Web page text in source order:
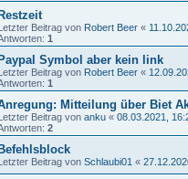
Restzeit
Beitrag von Robert Beer «
1
Paypal Symbol aber kein link
Beitrag von Robert Beer «
1
Mitteilung über Biet
Beitrag von anku « 08.03.2021,
2
Befehlsblock
Beitrag von Schlaubi01 «